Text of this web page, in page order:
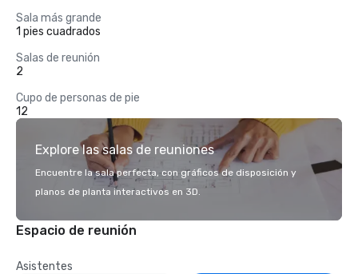
Sala más grande
1 pies cuadrados
Salas de reunión
2
Cupo de personas de pie
12
Explore las salas de reuniones
Encuentre la sala perfecta, con gráficos de disposición y
planos de planta interactivos en 3D.
Espacio de reunión
Asistentes